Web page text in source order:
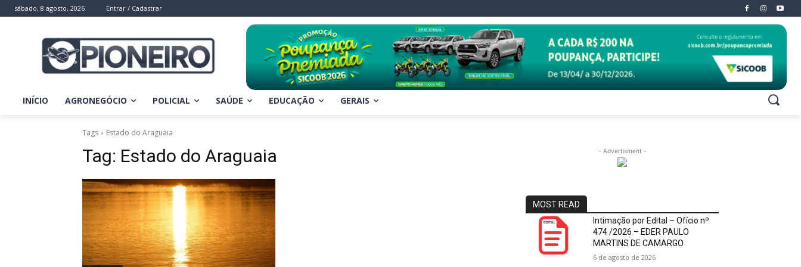
sábado, 8 agosto, 2026 Entrar / Cadastrar
INÍCIO AGRONEGÓCIO POLICIAL SAÚDE EDUCAÇÃO GERAIS
Tags Estado do Araguaia
Tag: Estado do Araguaia - Advertisment -
MOST READ
Intimação por Edital – Ofício nº
474 /2026 – EDER PAULO
MARTINS DE CAMARGO
6 de agosto de 2026